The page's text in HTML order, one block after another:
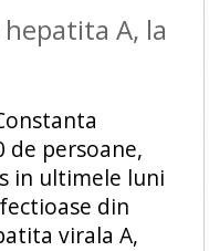
A, la
de persoane,
in ultimele luni
din
virala A,